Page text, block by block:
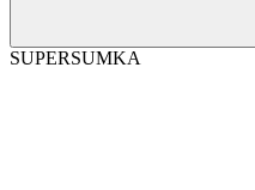
SUPERSUMKA